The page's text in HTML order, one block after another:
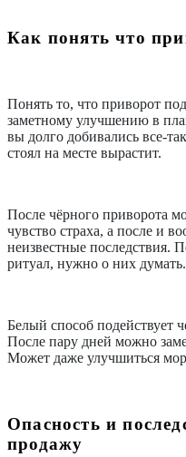
Как понять что
Понять то, что приворот
заметному улучшению в
вы долго добивались все-
стоял на месте вырастит.
После чёрного приворота
чувство страха, а после и
неизвестные последствия.
ритуал, нужно о них думать.
Белый способ подействует
После пару дней можно
Может даже улучшиться
Опасность и
продажу